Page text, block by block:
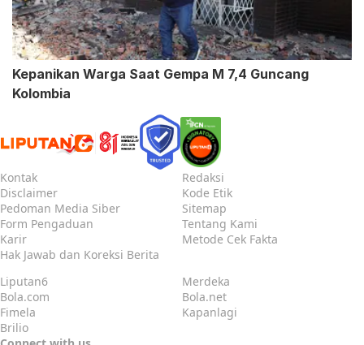
Kepanikan Warga Saat Gempa M 7,4 Guncang
Kolombia
Kontak
Redaksi
Disclaimer
Kode Etik
Pedoman Media Siber
Sitemap
Form Pengaduan
Tentang Kami
Karir
Metode Cek Fakta
Hak Jawab dan Koreksi Berita
Liputan6
Merdeka
Bola.com
Bola.net
Fimela
Kapanlagi
Brilio